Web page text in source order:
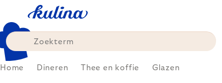
content
Home Dineren Thee en koffie Glazen